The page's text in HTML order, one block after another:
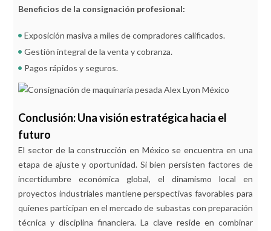
Beneficios de la consignación profesional:
Exposición masiva a miles de compradores calificados.
Gestión integral de la venta y cobranza.
Pagos rápidos y seguros.
Conclusión: Una visión estratégica hacia el
futuro
El sector de la construcción en México se encuentra en una
etapa de ajuste y oportunidad. Si bien persisten factores de
incertidumbre económica global, el dinamismo local en
proyectos industriales mantiene perspectivas favorables para
quienes participan en el mercado de subastas con preparación
técnica y disciplina financiera. La clave reside en combinar